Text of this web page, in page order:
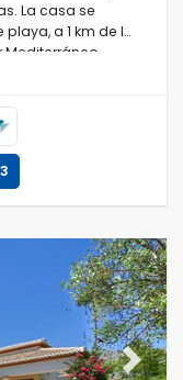
La casa se
a 1 km de la
Mediterráneo,
Next